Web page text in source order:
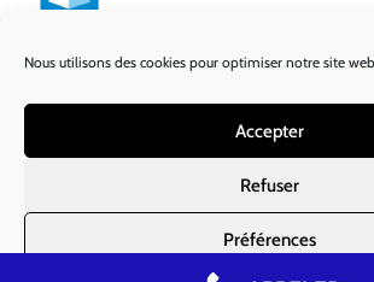
Nous utilisons des cookies pour optimiser notre site
Accepter
Refuser
Préférences
MarquesPartenaires :